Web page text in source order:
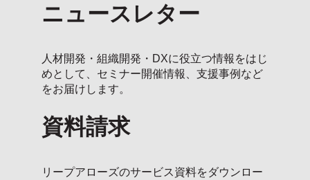
ニュースレター
人材開発・組織開発・DXに役立つ情報をはじ
めとして、セミナー開催情報、支援事例など
をお届けします。
資料請求
リープアローズのサービス資料をダウンロー